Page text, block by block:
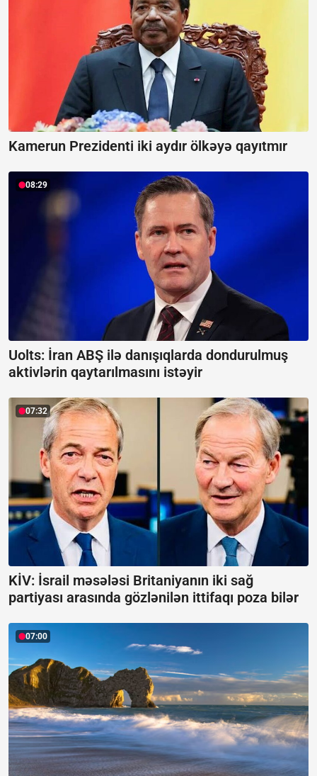
Kamerun Prezidenti iki aydır ölkəyə qayıtmır
08:29
Uolts: İran ABŞ ilə danışıqlarda dondurulmuş
aktivlərin qaytarılmasını istəyir
07:32
KİV: İsrail məsələsi Britaniyanın iki sağ
partiyası arasında gözlənilən ittifaqı poza bilər
07:00